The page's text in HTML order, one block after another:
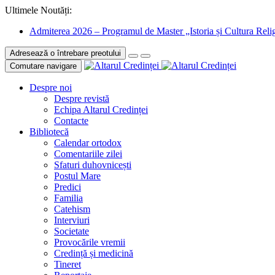
Ultimele Noutăți:
Admiterea 2026 – Programul de Master „Istoria și Cultura
Adresează o întrebare preotului
Comutare navigare
Despre noi
Despre revistă
Echipa Altarul Credinței
Contacte
Bibliotecă
Calendar ortodox
Comentariile zilei
Sfaturi duhovnicești
Postul Mare
Predici
Familia
Catehism
Interviuri
Societate
Provocările vremii
Credință și medicină
Tineret